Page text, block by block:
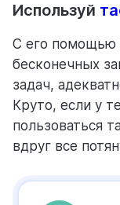
Используй
С его помощью
бесконечных
задач,
Круто, если у
пользоваться
вдруг все